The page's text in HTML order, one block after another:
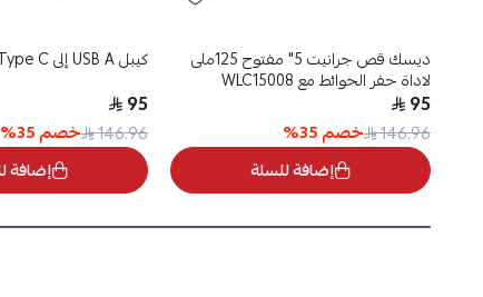
ديسك قص جرانيت 5" مفتوح 125ملى
لاداة حفر الحوائط مع WLC15008
95
146.96 خصم35
%
إضافة للسلة
كيبل USB A إلى Type C طوله 1 متر
95
146.96 خصم35
%
إضافة